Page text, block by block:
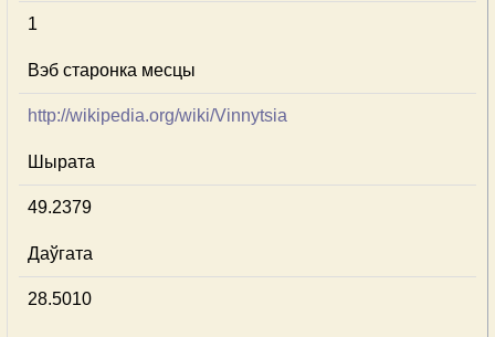
1
Вэб старонка месцы
http://wikipedia.org/wiki/Vinnytsia
Шырата
49.2379
Даўгата
28.5010